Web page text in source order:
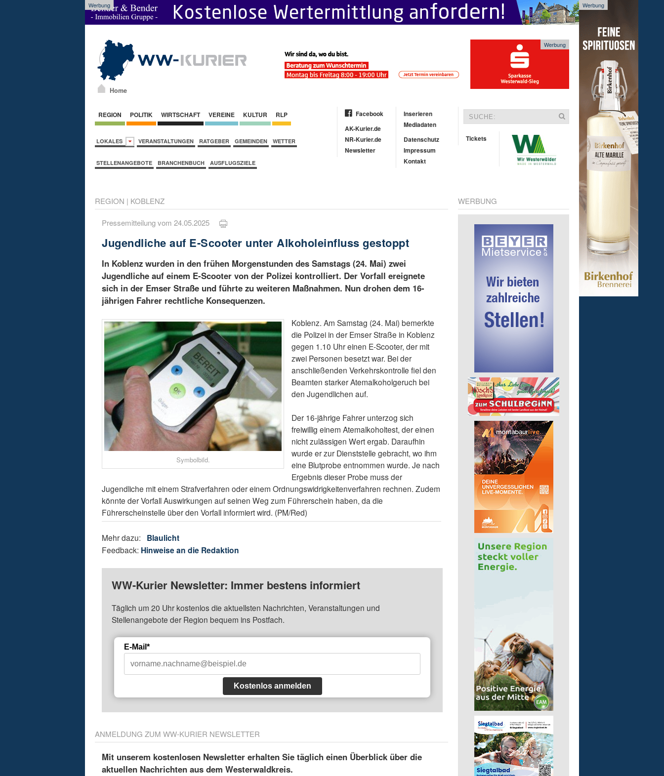
Werbung Werbung
Home
Werbung
REGION POLITIK WIRTSCHAFT VEREINE KULTUR RLP
LOKALES VERANSTALTUNGEN RATGEBER GEMEINDEN WETTER
STELLENANGEBOTE BRANCHENBUCH AUSFLUGSZIELE
Facebook
AK-Kurier.de
NR-Kurier.de
Newsletter
Inserieren
Mediadaten
Datenschutz
Impressum
Kontakt
Tickets
REGION | KOBLENZ
Pressemitteilung vom 24.05.2025
Jugendliche auf E-Scooter unter Alkoholeinfluss gestoppt
In Koblenz wurden in den frühen Morgenstunden des Samstags (24. Mai) zwei
Jugendliche auf einem E-Scooter von der Polizei kontrolliert. Der Vorfall ereignete
sich in der Emser Straße und führte zu weiteren Maßnahmen. Nun drohen dem 16-
jährigen Fahrer rechtliche Konsequenzen.
Symbolbild.
Koblenz. Am Samstag (24. Mai) bemerkte
die Polizei in der Emser Straße in Koblenz
gegen 1.10 Uhr einen E-Scooter, der mit
zwei Personen besetzt war. Bei der
anschließenden Verkehrskontrolle fiel den
Beamten starker Atemalkoholgeruch bei
den Jugendlichen auf.
Der 16-jährige Fahrer unterzog sich
freiwillig einem Atemalkoholtest, der einen
nicht zulässigen Wert ergab. Daraufhin
wurde er zur Dienststelle gebracht, wo ihm
eine Blutprobe entnommen wurde. Je nach
Ergebnis dieser Probe muss der
Jugendliche mit einem Strafverfahren oder einem Ordnungswidrigkeitenverfahren rechnen. Zudem
könnte der Vorfall Auswirkungen auf seinen Weg zum Führerschein haben, da die
Führerscheinstelle über den Vorfall informiert wird. (PM/Red)
Mehr dazu: Blaulicht
Feedback: Hinweise an die Redaktion
WW-Kurier Newsletter: Immer bestens informiert
Täglich um 20 Uhr kostenlos die aktuellsten Nachrichten, Veranstaltungen und
Stellenangebote der Region bequem ins Postfach.
E-Mail*
Kostenlos anmelden
ANMELDUNG ZUM WW-KURIER NEWSLETTER
Mit unserem kostenlosen Newsletter erhalten Sie täglich einen Überblick über die
aktuellen Nachrichten aus dem Westerwaldkreis.
WERBUNG